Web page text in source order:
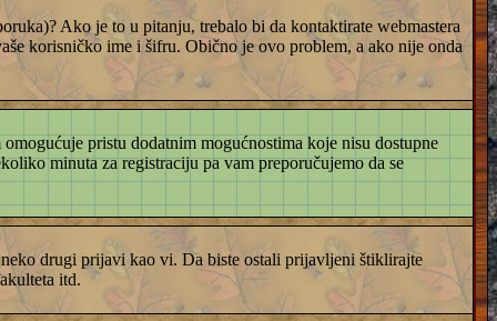
Ako je to u pitanju, trebalo bi da kontaktirate webmastera
korisničko ime i šifru. Obično je ovo problem, a ako nije onda
pristu dodatnim mogućnostima koje nisu dostupne
minuta za registraciju pa vam preporučujemo da se
drugi prijavi kao vi. Da biste ostali prijavljeni štiklirajte
itd.